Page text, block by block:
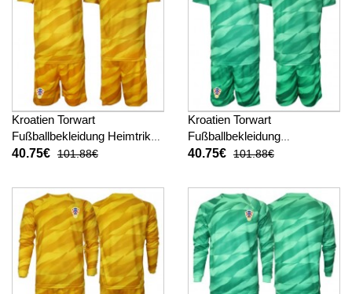
Kroatien Torwart
Fußballbekleidung Heimtrikot
Kinder WM 2026 Kurzarm (+
40.75€ 101.88€
Kroatien Torwart
Fußballbekleidung
Auswärtstrikot Kinder WM
hosen)
40.75€ 101.88€